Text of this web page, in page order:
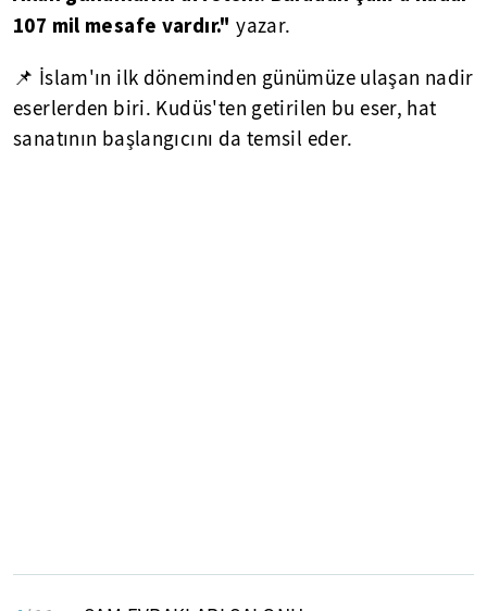
107 mil mesafe vardır." yazar.
📌 İslam'ın ilk döneminden günümüze ulaşan nadir
eserlerden biri. Kudüs'ten getirilen bu eser, hat
sanatının başlangıcını da temsil eder.